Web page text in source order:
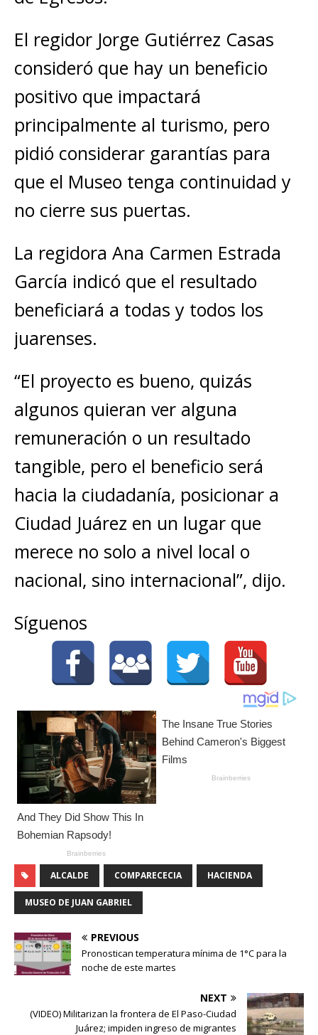
El regidor Jorge Gutiérrez Casas
consideró que hay un beneficio
positivo que impactará
principalmente al turismo, pero
pidió considerar garantías para
que el Museo tenga continuidad y
no cierre sus puertas.
La regidora Ana Carmen Estrada
García indicó que el resultado
beneficiará a todas y todos los
juarenses.
“El proyecto es bueno, quizás
algunos quieran ver alguna
remuneración o un resultado
tangible, pero el beneficio será
hacia la ciudadanía, posicionar a
Ciudad Juárez en un lugar que
merece no solo a nivel local o
nacional, sino internacional”, dijo.
Síguenos
ALCALDE COMPARECECIA HACIENDA
MUSEO DE JUAN GABRIEL
PREVIOUS
Pronostican temperatura mínima de 1°C para la
noche de este martes
NEXT
(VIDEO) Militarizan la frontera de El Paso-Ciudad
Juárez; impiden ingreso de migrantes